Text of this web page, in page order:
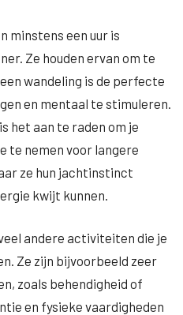
minstens een uur is
Ze houden ervan om te
wandeling is de perfecte
en mentaal te stimuleren.
het aan te raden om je
te nemen voor langere
ze hun jachtinstinct
kwijt kunnen.
andere activiteiten die je
Ze zijn bijvoorbeeld zeer
zoals behendigheid of
en fysieke vaardigheden